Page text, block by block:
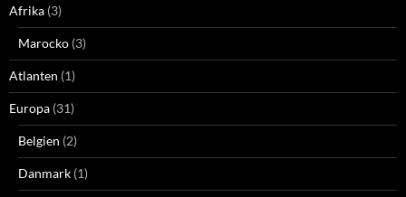
Afrika (3)
Marocko (3)
Atlanten (1)
Europa (31)
Belgien (2)
Danmark (1)